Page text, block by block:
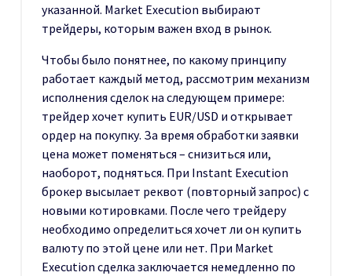
указанной. Market Execution выбирают
трейдеры, которым важен вход в рынок.
Чтобы было понятнее, по какому принципу
работает каждый метод, рассмотрим механизм
исполнения сделок на следующем примере:
трейдер хочет купить EUR/USD и открывает
ордер на покупку. За время обработки заявки
цена может поменяться – снизиться или,
наоборот, подняться. При Instant Execution
брокер высылает реквот (повторный запрос) с
новыми котировками. После чего трейдеру
необходимо определиться хочет ли он купить
валюту по этой цене или нет. При Market
Execution сделка заключается немедленно по